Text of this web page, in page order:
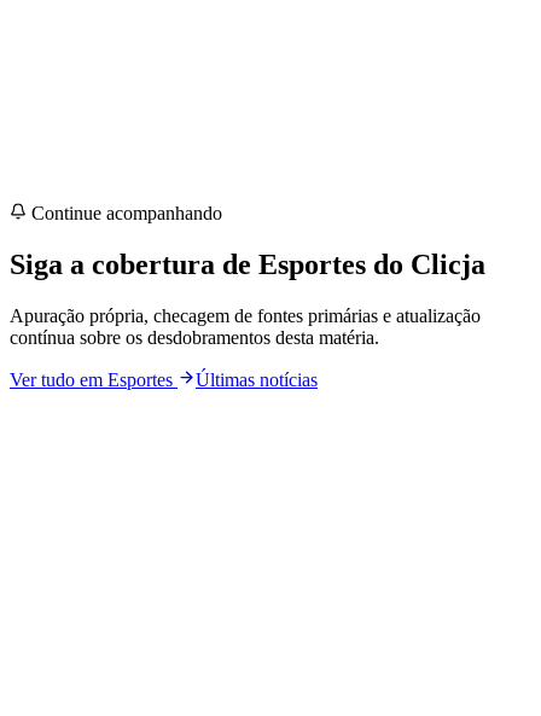
Continue acompanhando
Siga a cobertura de Esportes do Clicja
Apuração própria, checagem de fontes primárias e atualização
contínua sobre os desdobramentos desta matéria.
Ver tudo em Esportes Últimas notícias